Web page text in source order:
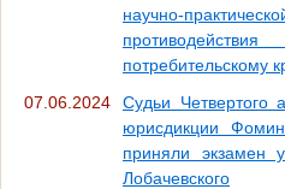
научно-
потребительскому
07.06.2024
Судьи Четвертого
юрисдикции
приняли экзамен
Лобачевского